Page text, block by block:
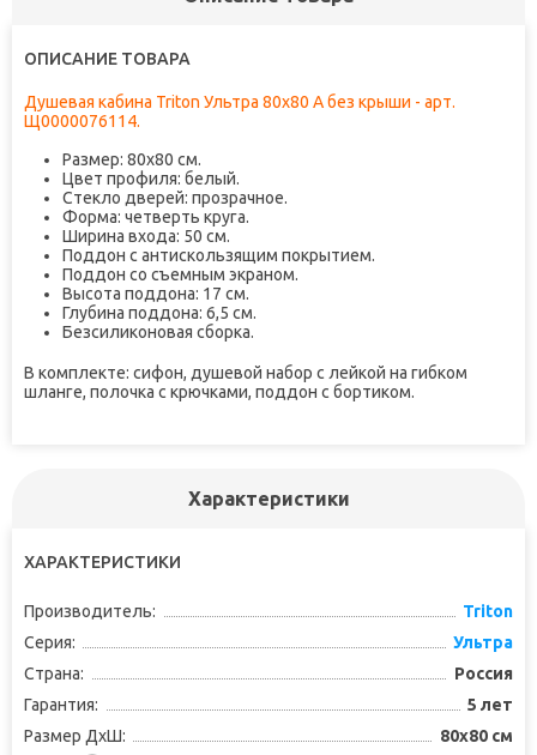
ОПИСАНИЕ ТОВАРА
Душевая кабина Triton Ультра 80x80 А без крыши - арт.
Щ0000076114.
Размер: 80x80 см.
Цвет профиля: белый.
Стекло дверей: прозрачное.
Форма: четверть круга.
Ширина входа: 50 см.
Поддон с антискользящим покрытием.
Поддон со съемным экраном.
Высота поддона: 17 см.
Глубина поддона: 6,5 см.
Безсиликоновая сборка.
В комплекте: сифон, душевой набор с лейкой на гибком
шланге, полочка с крючками, поддон с бортиком.
Характеристики
ХАРАКТЕРИСТИКИ
Производитель:
Triton
Серия:
Ультра
Страна:
Россия
Гарантия:
5 лет
Размер ДхШ:
80x80 см